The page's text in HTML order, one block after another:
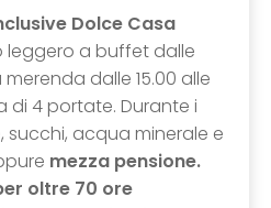
Dolce Casa
leggero a buffet dalle
merenda dalle 15.00 alle
di 4 portate. Durante i
succhi, acqua minerale e
mezza pensione.
oltre 70 ore